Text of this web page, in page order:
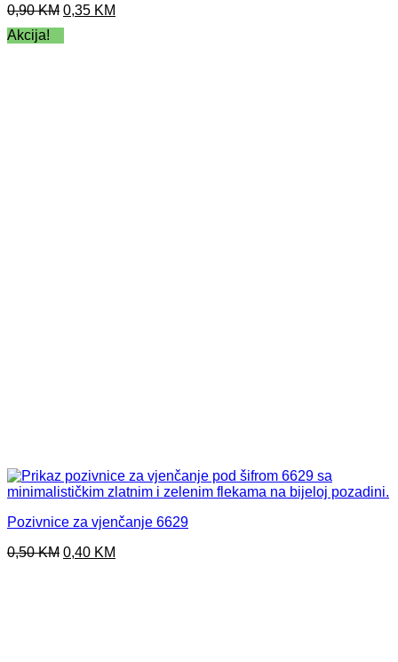
0,90KM Original
price
was:
0,35 KM
Akcija!
Pozivnice za vjenčanje 6629
0,50KM Original
0,40 KM